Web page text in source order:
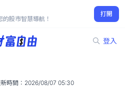
股市智慧導航！
打開
登入
-0.45%
時間： 2026/08/07 05:30